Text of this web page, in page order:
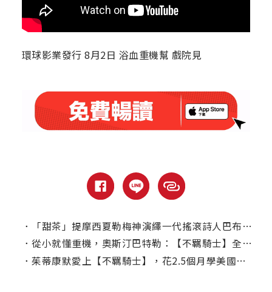
環球影業發行 8月2日 浴血重機幫 戲院見
．
「甜茶」提摩西夏勒梅神演繹一代搖滾詩人巴布狄倫｜本周上線、電視首播推薦
． 從小就懂重機，奧斯汀巴特勒：【不羈騎士】全員一起騎重機感覺超棒
． 茱蒂康默愛上【不羈騎士】，花2.5個月學美國中西部道地口音